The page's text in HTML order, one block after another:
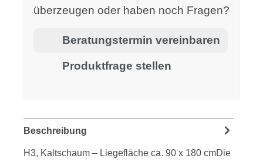
überzeugen oder haben noch Fragen?
Beratungstermin vereinbaren
Produktfrage stellen
Beschreibung
H3, Kaltschaum – Liegefläche ca. 90 x 180 cmDie